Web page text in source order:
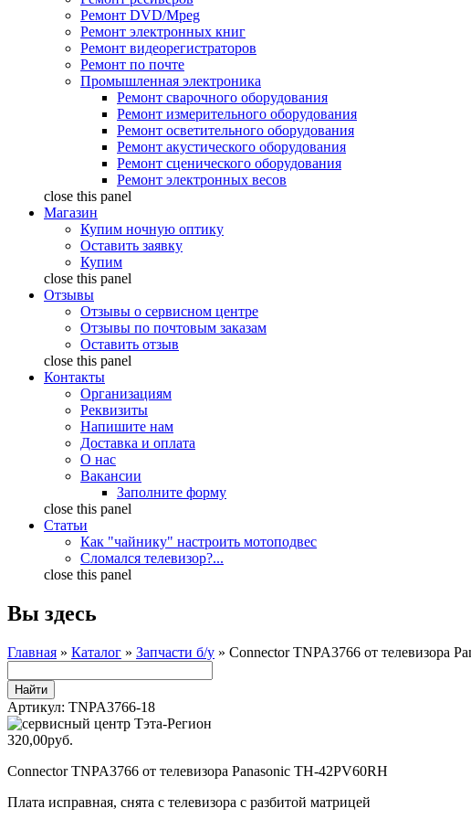
Ремонт DVD/Mpeg
Ремонт электронных книг
Ремонт видеорегистраторов
Ремонт по почте
Промышленная электроника
Ремонт сварочного оборудования
Ремонт измерительного оборудования
Ремонт осветительного оборудования
Ремонт акустического оборудования
Ремонт сценического оборудования
Ремонт электронных весов
close this panel
Магазин
Купим ночную оптику
Оставить заявку
Купим
close this panel
Отзывы
Отзывы о сервисном центре
Отзывы по почтовым заказам
Оставить отзыв
close this panel
Контакты
Организациям
Реквизиты
Напишите нам
Доставка и оплата
О нас
Вакансии
Заполните форму
close this panel
Статьи
Как "чайнику" настроить мотоподвес
Сломался телевизор?...
close this panel
Вы здесь
Главная » Каталог » Запчасти б/у » Connector TNPA3766 от телевизора
Артикул: TNPA3766-18
320,00руб.
Connector TNPA3766 от телевизора Panasonic TH-42PV60RH
Плата исправная, снята с телевизора с разбитой матрицей